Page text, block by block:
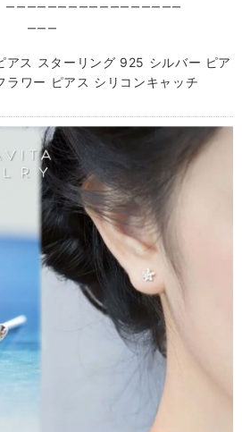
ーーーーーーーーーーーーーーー
ーーー
アス スターリング 925 シルバー ピア
ラワー ピアス シリコンキャッチ